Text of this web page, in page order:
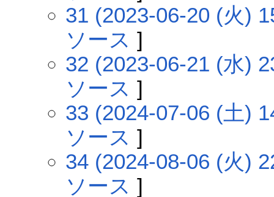
31 (2023-06-20 (火)
ソース ]
32 (2023-06-21 (水)
ソース ]
33 (2024-07-06 (土)
ソース ]
34 (2024-08-06 (火)
ソース ]